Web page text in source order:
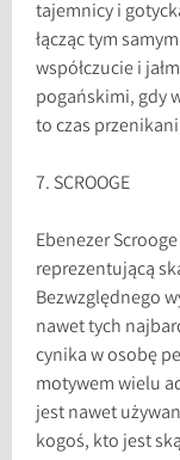
tajemnicy i
łącząc tym
współczucie i
pogańskimi, gdy
to czas
7. SCROOGE
Ebenezer
reprezentującą
Bezwzględnego
nawet tych
cynika w osobę
motywem wielu
jest nawet
kogoś, kto jest